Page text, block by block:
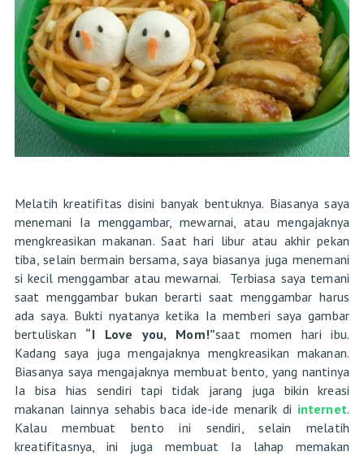
Melatih kreatifitas disini banyak bentuknya. Biasanya saya
menemani Ia menggambar, mewarnai, atau mengajaknya
mengkreasikan makanan. Saat hari libur atau akhir pekan
tiba, selain bermain bersama, saya biasanya juga menemani
si kecil menggambar atau mewarnai. Terbiasa saya temani
saat menggambar bukan berarti saat menggambar harus
ada saya. Bukti nyatanya ketika Ia memberi saya gambar
bertuliskan “I Love you, Mom!”saat momen hari ibu.
Kadang saya juga mengajaknya mengkreasikan makanan.
Biasanya saya mengajaknya membuat bento, yang nantinya
Ia bisa hias sendiri tapi tidak jarang juga bikin kreasi
makanan lainnya sehabis baca ide-ide menarik di internet.
Kalau membuat bento ini sendiri, selain melatih
kreatifitasnya, ini juga membuat Ia lahap memakan